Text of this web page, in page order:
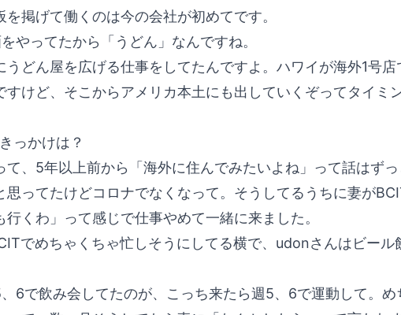
掲げて働くのは今の会社が初めてです。
やってたから「うどん」なんですね。
うどん屋を広げる仕事をしてたんですよ。ハワイが海外1号店
けど、そこからアメリカ本土にも出していくぞってタイミ
っかけは？
て、5年以上前から「海外に住んでみたいよね」って話はず
思ってたけどコロナでなくなって。そうしてるうちに妻が
くわ」って感じで仕事やめて一緒に来ました。
でめちゃくちゃ忙しそうにしてる横で、udonさんはビール
6で飲み会してたのが、こっち来たら週5、6で運動して。め